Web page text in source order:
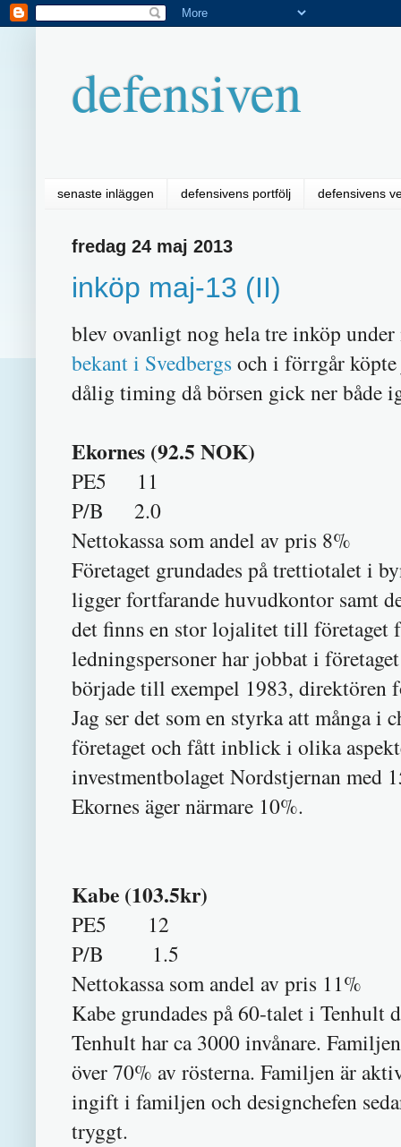
defensiven
senaste inläggen defensivens portfölj defensivens
fredag 24 maj 2013
inköp maj-13 (II)
blev ovanligt nog hela tre inköp
bekant i Svedbergs och i förrgår
dålig timing då börsen gick ner både
Ekornes (92.5 NOK)
PE5 11
P/B 2.0
Nettokassa som andel av pris 8%
Företaget grundades på trettiotalet i
ligger fortfarande huvudkontor samt
det finns en stor lojalitet till företaget
ledningspersoner har jobbat i
började till exempel 1983, direktören
Jag ser det som en styrka att många
företaget och fått inblick i olika
investmentbolaget Nordstjernan med
Ekornes äger närmare 10%.
Kabe (103.5kr)
PE5 12
P/B 1.5
Nettokassa som andel av pris 11%
Kabe grundades på 60-talet i Tenhult
Tenhult har ca 3000 invånare.
över 70% av rösterna. Familjen är
ingift i familjen och designchefen
tryggt.